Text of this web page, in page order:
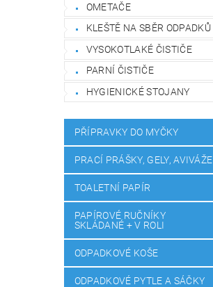
OMETAČE
KLEŠTĚ NA SBĚR ODPADKŮ
VYSOKOTLAKÉ ČISTIČE
PARNÍ ČISTIČE
HYGIENICKÉ STOJANY
PŘÍPRAVKY DO MYČKY
PRACÍ PRÁŠKY, GELY, AVIVÁŽE
TOALETNÍ PAPÍR
PAPÍROVÉ RUČNÍKY
SKLÁDANÉ + V ROLI
ODPADKOVÉ KOŠE
ODPADKOVÉ PYTLE A SÁČKY